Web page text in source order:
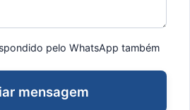
pelo WhatsApp também
mensagem